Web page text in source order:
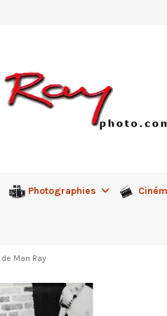
Photographies
Man Ray